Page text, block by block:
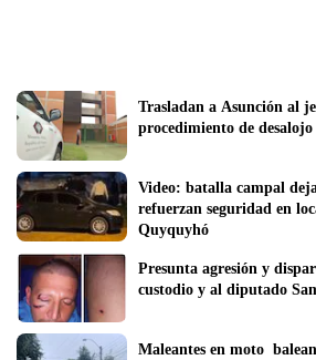
Trasladan a Asunción al
procedimiento de desalojo
Video: batalla campal
refuerzan seguridad en
Quyquyhó
Presunta agresión y
custodio y al diputado
Maleantes en moto